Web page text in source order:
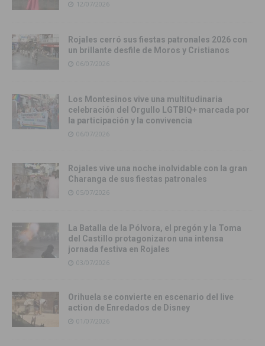
12/07/2026
Rojales cerró sus fiestas patronales 2026 con
un brillante desfile de Moros y Cristianos
06/07/2026
Los Montesinos vive una multitudinaria
celebración del Orgullo LGTBIQ+ marcada por
la participación y la convivencia
06/07/2026
Rojales vive una noche inolvidable con la gran
Charanga de sus fiestas patronales
05/07/2026
La Batalla de la Pólvora, el pregón y la Toma
del Castillo protagonizaron una intensa
jornada festiva en Rojales
03/07/2026
Orihuela se convierte en escenario del live
action de Enredados de Disney
01/07/2026